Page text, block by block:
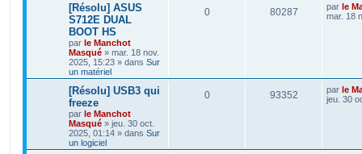
[Résolu] ASUS
S712E DUAL
BOOT HS
par le Manchot
Masqué » mar. 18 nov.
2025, 15:23 » dans Sur
un matériel
0 80287 par le
mar. 18
[Résolu] USB3 qui
freeze
par le Manchot
Masqué » jeu. 30 oct.
2025, 01:14 » dans Sur
un logiciel
0 93352 par le
jeu. 30